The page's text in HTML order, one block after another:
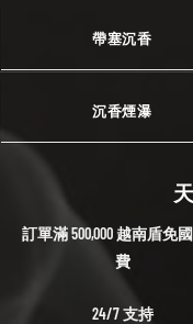
帶塞沉香
沉香煙瀑
訂單滿 500,000 越南盾免
費
24/7 支持